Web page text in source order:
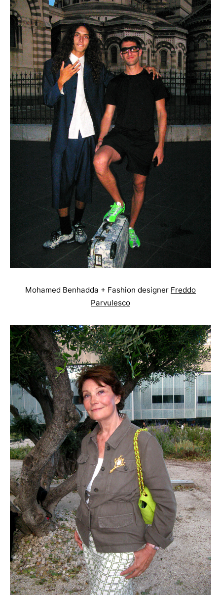
Mohamed Benhadda + Fashion designer Freddo
Parvulesco